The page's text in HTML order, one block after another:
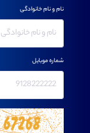
نام و نام خانوادگی
شماره موبایل